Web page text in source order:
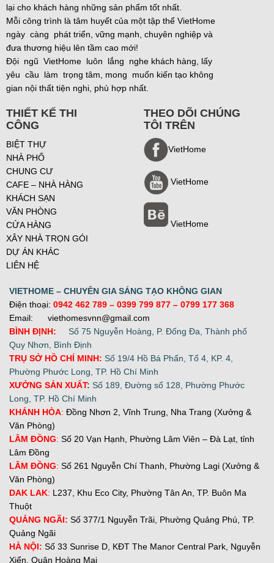
lại cho khách hàng những sản phẩm tốt nhất.
Mỗi công trình là tâm huyết của một tập thể VietHome
ngày càng phát triển, vững mạnh, chuyên nghiệp và
đưa thương hiệu lên tầm cao mới!
Đội ngũ VietHome luôn lắng nghe khách hàng, lấy
yêu cầu làm trọng tâm, mong muốn kiến tạo không
gian nội thất tiện nghi, phù hợp nhất.
THIẾT KẾ THI
CÔNG
BIỆT THỰ
NHÀ PHỐ
CHUNG CƯ
CAFE – NHÀ HÀNG
KHÁCH SẠN
VĂN PHÒNG
CỬA HÀNG
XÂY NHÀ TRỌN GÓI
DỰ ÁN KHÁC
LIÊN HỆ
THEO DÕI CHÚNG
TÔI TRÊN
VietHome
VietHome
VietHome
VIETHOME – CHUYÊN GIA SÁNG TẠO KHÔNG GIAN
Điện thoại: 0942 462 789 – 0399 799 877 – 0799 177 368
Email: viethomesvnn@gmail.com
BÌNH ĐỊNH:
Số 75 Nguyễn Hoàng, P. Đống Đa, Thành phố
Quy Nhơn, Bình Định
TRỤ SỞ HỒ CHÍ MINH: Số 19/4 Hồ Bá Phấn, Tổ 4, KP. 4,
Phường Phước Long, TP. Hồ Chí Minh
XƯỞNG SẢN XUẤT: Số 189, Đường số 128, Phường Phước
Long, TP. Hồ Chí Minh
KHÁNH HÒA: Đồng Nhơn 2, Vĩnh Trung, Nha Trang (Xưởng &
Văn Phòng)
LÂM ĐỒNG: Số 20 Vạn Hạnh, Phường Lâm Viên – Đà Lạt, tỉnh
Lâm Đồng
LÂM ĐỒNG: Số 261 Nguyễn Chí Thanh, Phường Lagi (Xưởng &
Văn Phòng)
DAK LAK: L237, Khu Eco City, Phường Tân An, TP. Buôn Ma
Thuột
QUẢNG NGÃI: Số 377/1 Nguyễn Trãi, Phường Quảng Phú, TP.
Quảng Ngãi
HÀ NỘI: Số 33 Sunrise D, KĐT The Manor Central Park, Nguyễn
Xiển, Quận Hoàng Mai